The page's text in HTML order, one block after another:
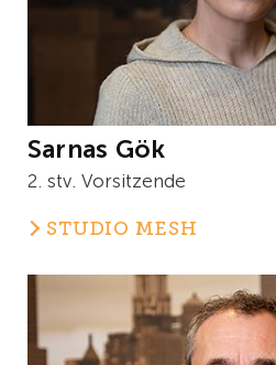
Sarnas Gök
2. stv. Vorsitzende
STUDIO MESH